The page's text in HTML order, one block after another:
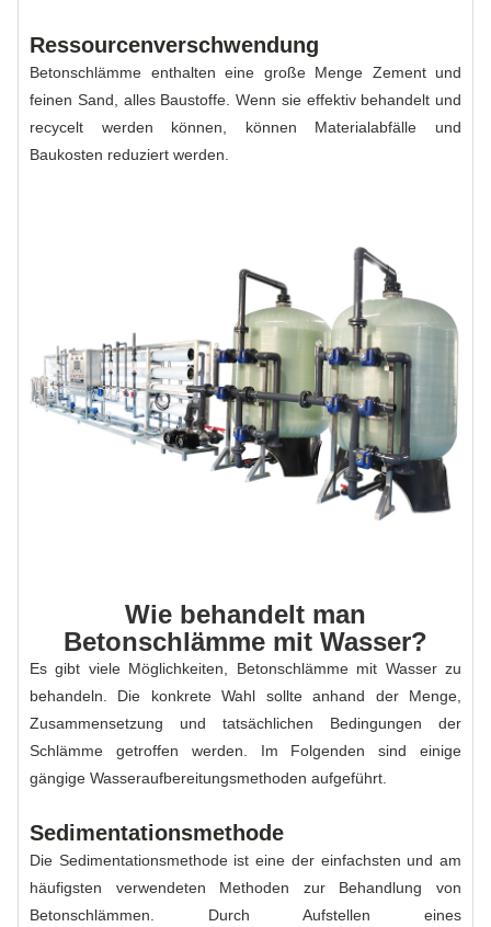
Ressourcenverschwendung
Betonschlämme enthalten eine große Menge Zement und
feinen Sand, alles Baustoffe. Wenn sie effektiv behandelt und
recycelt werden können, können Materialabfälle und
Baukosten reduziert werden.
Wie behandelt man
Betonschlämme mit Wasser?
Es gibt viele Möglichkeiten, Betonschlämme mit Wasser zu
behandeln. Die konkrete Wahl sollte anhand der Menge,
Zusammensetzung und tatsächlichen Bedingungen der
Schlämme getroffen werden. Im Folgenden sind einige
gängige Wasseraufbereitungsmethoden aufgeführt.
Sedimentationsmethode
Die Sedimentationsmethode ist eine der einfachsten und am
häufigsten verwendeten Methoden zur Behandlung von
Betonschlämmen. Durch Aufstellen eines